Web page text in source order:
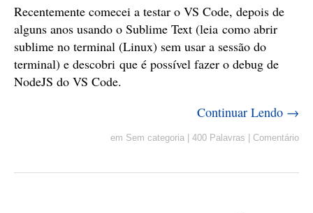
Recentemente comecei a testar o VS Code, depois de
alguns anos usando o Sublime Text (leia como abrir
sublime no terminal (Linux) sem usar a sessão do
terminal) e descobri que é possível fazer o debug de
NodeJS do VS Code.
Continuar Lendo →
em Sem categoria 400 Palavras Comentário